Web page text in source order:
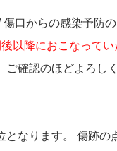
口からの感染予防
以降におこなってい
確認のほどよろし
なります。 傷跡